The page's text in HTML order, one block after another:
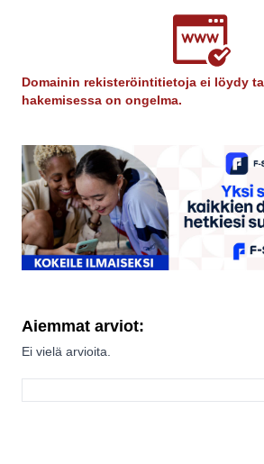
Domainin rekisteröintitietoja ei löydy
hakemisessa on ongelma.
Aiemmat arviot:
Ei vielä arvioita.